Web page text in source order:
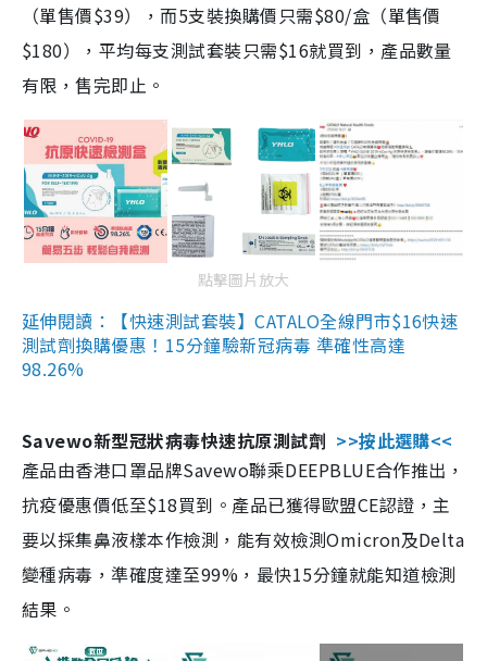
（單售價$39），而5支裝換購價只需$80/盒（單售價
$180），平均每支測試套裝只需$16就買到，產品數量
有限，售完即止。
點擊圖片放大
延伸閱讀：【快速測試套裝】CATALO全線門市$16快速
測試劑換購優惠！15分鐘驗新冠病毒 準確性高達
98.26%
Savewo新型冠狀病毒快速抗原測試劑 >>按此選購<<
產品由香港口罩品牌Savewo聯乘DEEPBLUE合作推出，
抗疫優惠價低至$18買到。產品已獲得歐盟CE認證，主
要以採集鼻液樣本作檢測，能有效檢測Omicron及Delta
變種病毒，準確度達至99%，最快15分鐘就能知道檢測
結果。